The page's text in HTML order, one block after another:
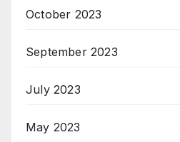
October 2023
September 2023
July 2023
May 2023